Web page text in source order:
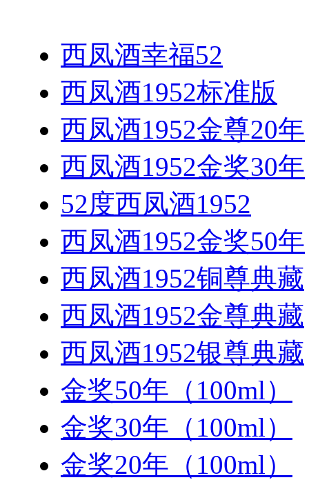
西凤酒幸福52
西凤酒1952标准版
西凤酒1952金尊20年
西凤酒1952金奖30年
52度西凤酒1952
西凤酒1952金奖50年
西凤酒1952铜尊典藏
西凤酒1952金尊典藏
西凤酒1952银尊典藏
金奖50年（100ml）
金奖30年（100ml）
金奖20年（100ml）